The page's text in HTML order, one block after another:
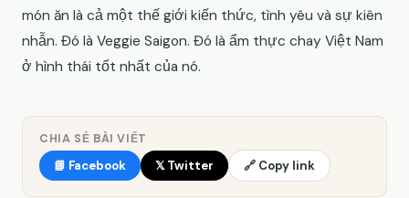
món ăn là cả một thế giới kiến thức, tình yêu và sự kiên
nhẫn. Đó là Veggie Saigon. Đó là ẩm thực chay Việt Nam
ở hình thái tốt nhất của nó.
CHIA SẺ BÀI VIẾT
📘 Facebook 𝕏 Twitter 🔗 Copy link